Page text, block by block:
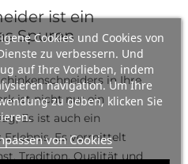
Cookies und Cookies von
zu verbessern. Und
auf Ihre Vorlieben, indem
navigation. Um Ihre
zu geben, klicken Sie
von Cookies
ist ein
Spuren
in Ihre
ist nicht nur ein
Es ist auch ein
Es vermittelt
Tradition, Qualität und